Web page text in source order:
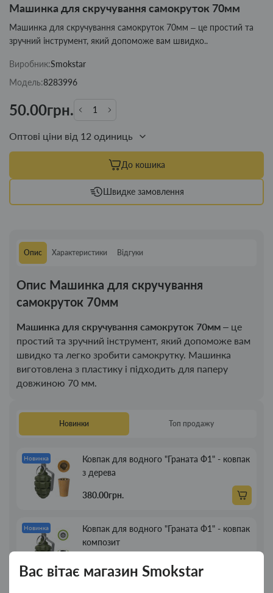
Вас вітає магазин Smokstar
Машинка для скручування самокруток 70мм
Машинка для скручування самокруток 70мм – це простий та
зручний інструмент, який допоможе вам швидко..
Виробник:Smokstar
Модель:8283996
50.00грн.
Оптові ціни від 12 одиниць
До кошика
Швидке замовлення
Опис Характеристики Відгуки
Опис Машинка для скручування
самокруток 70мм
Машинка для скручування самокруток 70мм – це
простий та зручний інструмент, який допоможе вам
швидко та легко зробити самокрутку. Машинка
виготовлена ​​з пластику і підходить для паперу
довжиною 70 мм.
Новинки Топ продажу
Новинка
Ковпак для водного "Граната Ф1" - ковпак
з дерева
380.00грн.
Новинка
Ковпак для водного "Граната Ф1" - ковпак
композит